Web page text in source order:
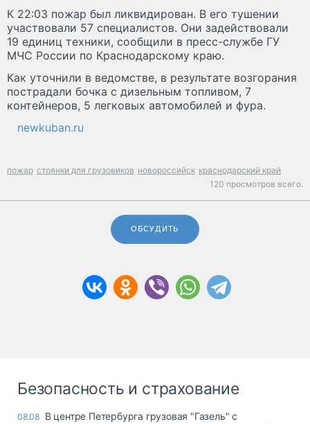
К 22:03 пожар был ликвидирован. В его тушении
участвовали 57 специалистов. Они задействовали
19 единиц техники, сообщили в пресс-службе ГУ
МЧС России по Краснодарскому краю.
Как уточнили в ведомстве, в результате возгорания
пострадали бочка с дизельным топливом, 7
контейнеров, 5 легковых автомобилей и фура.
newkuban.ru
пожар стоянки для грузовиков новороссийск краснодарский край
120 просмотров всего.
ОБСУДИТЬ
Безопасность и страхование
08.08 В центре Петербурга грузовая "Газель" с